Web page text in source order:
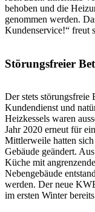
behoben und die
genommen werden.
Kundenservice!“ freut
Störungsfreier
Der stets störungsfreie
Kundendienst und
Heizkessels waren
Jahr 2020 erneut für
Mittlerweile hatten
Gebäude geändert.
Küche mit
Nebengebäude
werden. Der neue
im ersten Winter